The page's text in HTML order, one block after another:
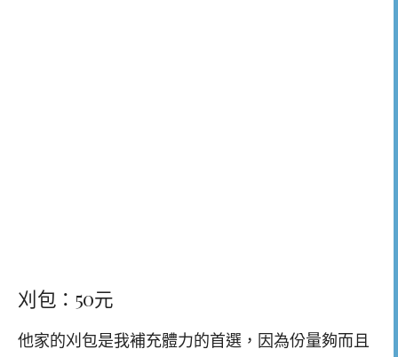
刈包：50元
他家的刈包是我補充體力的首選，因為份量夠而且